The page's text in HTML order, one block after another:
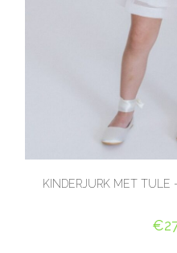
KINDERJURK MET TULE
€